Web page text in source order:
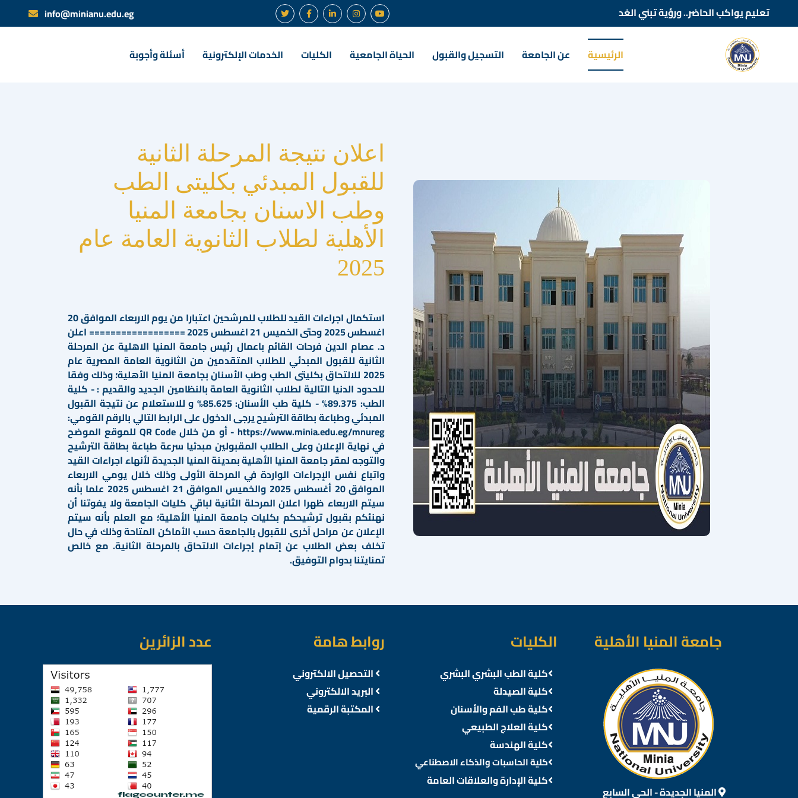
info@minianu.edu.eg تعليم يواكب الحاضر.. ورؤية تبني الغد
الرئيسية عن الجامعة التسجيل والقبول الحياة الجامعية الكليات الخدمات الإلكترونية أسئلة وأجوبة
اعلان نتيجة المرحلة الثانية
للقبول المبدئي بكليتى الطب
وطب الاسنان بجامعة المنيا
الأهلية لطلاب الثانوية العامة عام
2025
استكمال اجراءات القيد للطلاب للمرشحين اعتبارا من يوم الاربعاء الموافق 20
اغسطس 2025 وحتى الخميس 21 اغسطس 2025 ================== اعلن
د. عصام الدين فرحات القائم باعمال رئيس جامعة المنيا الاهلية عن المرحلة
الثانية للقبول المبدئي للطلاب المتقدمين من الثانوية العامة المصرية عام
2025 للالتحاق بكليتى الطب وطب الأسنان بجامعة المنيا الأهلية؛ وذلك وفقا
للحدود الدنيا التالية لطلاب الثانوية العامة بالنظامين الجديد والقديم : - كلية
الطب: 89.375% - كلية طب الأسنان: 85.625% و للاستعلام عن نتيجة القبول
المبدئي وطباعة بطاقة الترشيح يرجى الدخول على الرابط التالي بالرقم القومي:
https://www.minia.edu.eg/mnureg - أو من خلال QR Code للموقع الموضح
في نهاية الإعلان وعلى الطلاب المقبولين مبدئيا سرعة طباعة بطاقة الترشيح
والتوجه لمقر جامعة المنيا الأهلية بمدينة المنيا الجديدة لأنهاء اجراءات القيد
واتباع نفس الإجراءات الواردة في المرحلة الأولى وذلك خلال يومي الاربعاء
الموافق 20 أغسطس 2025 والخميس الموافق 21 اغسطس 2025 علما بأنه
سيتم الاربعاء ظهرا اعلان المرحلة الثانية لباقي كليات الجامعة ولا يفوتنا أن
نهنئكم بقبول ترشيحكم بكليات جامعة المنيا الأهلية؛ مع العلم بأنه سيتم
الإعلان عن مراحل آخرى للقبول بالجامعة حسب الأماكن المتاحة وذلك في حال
تخلف بعض الطلاب عن إتمام إجراءات الالتحاق بالمرحلة الثانية. مع خالص
تمنايتنا بدوام التوفيق.
جامعة المنيا الأهلية
المنيا الجديدة - الحي السابع
الكليات
كلية الطب البشري البشري
كلية الصيدلة
كلية طب الفم والأسنان
كلية العلاج الطبيعي
كلية الهندسة
كلية الحاسبات والذكاء الاصطناعي
كلية الإدارة والعلاقات العامة
روابط هامة
التحصيل الالكتروني
البريد الالكتروني
المكتبة الرقمية
عدد الزائرين